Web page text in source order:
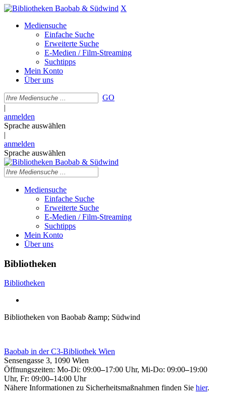
X
Mediensuche
Einfache Suche
Erweiterte Suche
E-Medien / Film-Streaming
Suchtipps
Mein Konto
Über uns
GO
|
anmelden
Sprache auswählen
|
anmelden
Sprache auswählen
Mediensuche
Einfache Suche
Erweiterte Suche
E-Medien / Film-Streaming
Suchtipps
Mein Konto
Über uns
Bibliotheken
Bibliotheken
Bibliotheken von Baobab &amp; Südwind
Baobab in der C3-Bibliothek Wien
Sensengasse 3, 1090 Wien
Öffnungszeiten: Mo-Di: 09:00–17:00 Uhr, Mi-Do: 09:00–19:00
Uhr, Fr: 09:00–14:00 Uhr
Nähere Informationen zu Sicherheitsmaßnahmen finden Sie hier.